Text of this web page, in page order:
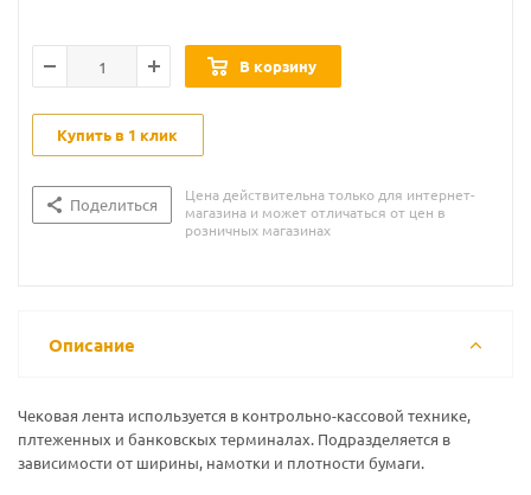
В корзину
Купить в 1 клик
Поделиться
Цена действительна только для интернет-
магазина и может отличаться от цен в
розничных магазинах
Описание
Чековая лента используется в контрольно-кассовой технике,
плтеженных и банковскых терминалах. Подразделяется в
зависимости от ширины, намотки и плотности бумаги.